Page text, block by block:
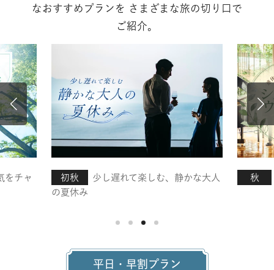
なおすすめプランを さまざまな旅の切り口で
ご紹介。
をチャ 初秋
少し遅れて楽しむ、静かな大人
の夏休み
秋
平日・早割プラン